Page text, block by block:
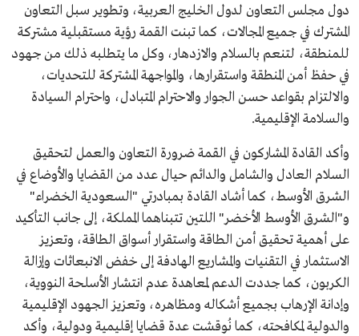
دول مجلس التعاون لدول الخليج العربية، وتطوير سبل التعاون
المشترك في جميع المجالات، كما تبنت القمة رؤية مستقبلية مشتركة
للمنطقة، لتنعم بالسلام والازدهار، وكل ما يتطلبه ذلك من جهود
في حفظ أمن المنطقة واستقرارها، والمواجهة المشتركة للتحديات،
والالتزام بقواعد حسن الجوار والاحترام المتبادل، واحترام السيادة
والسلامة الإقليمية.
وأكد القادة المشاركون في القمة ضرورة التعاون والعمل لتحقيق
السلام العادل والشامل والدائم حيال عدد من القضايا والأوضاع في
الشرق الأوسط، كما أشاد القادة بمبادرتي "السعودية الخضراء"
و"الشرق الأوسط الأخضر" اللتين تتبناهما المملكة، إلى جانب التأكيد
على أهمية تحقيق أمن الطاقة واستقرار أسواق الطاقة، وتعزيز
الاستثمار في التقنيات والمشاريع الهادفة إلى خفض الانبعاثات وإزالة
الكربون، كما جددت الدعم لمعاهدة عدم انتشار الأسلحة النووية،
وإدانة الإرهاب بجميع أشكاله ومظاهره، وتعزيز الجهود الإقليمية
والدولية لمكافحته، كما نُوقشت عدة قضايا إقليمية ودولية، وأكد